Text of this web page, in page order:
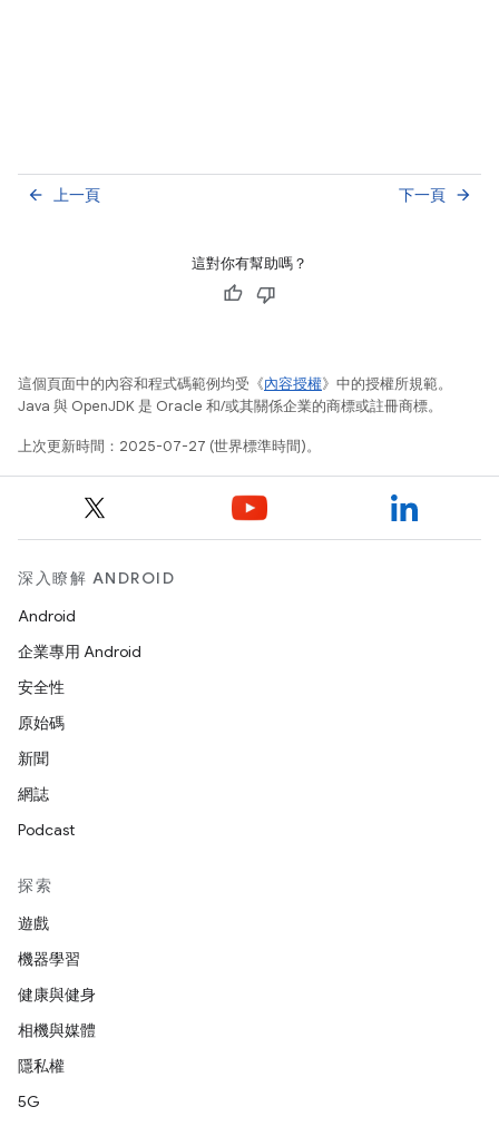
上一頁
arrow_back 下一頁 arrow_forward
這對你有幫助嗎？
這個頁面中的內容和程式碼範例均受《內容授權》中的授權所規範。
Java 與 OpenJDK 是 Oracle 和/或其關係企業的商標或註冊商標。
上次更新時間：2025-07-27 (世界標準時間)。
深入瞭解 ANDROID
Android
企業專用 Android
安全性
原始碼
新聞
網誌
Podcast
探索
遊戲
機器學習
健康與健身
相機與媒體
隱私權
5G